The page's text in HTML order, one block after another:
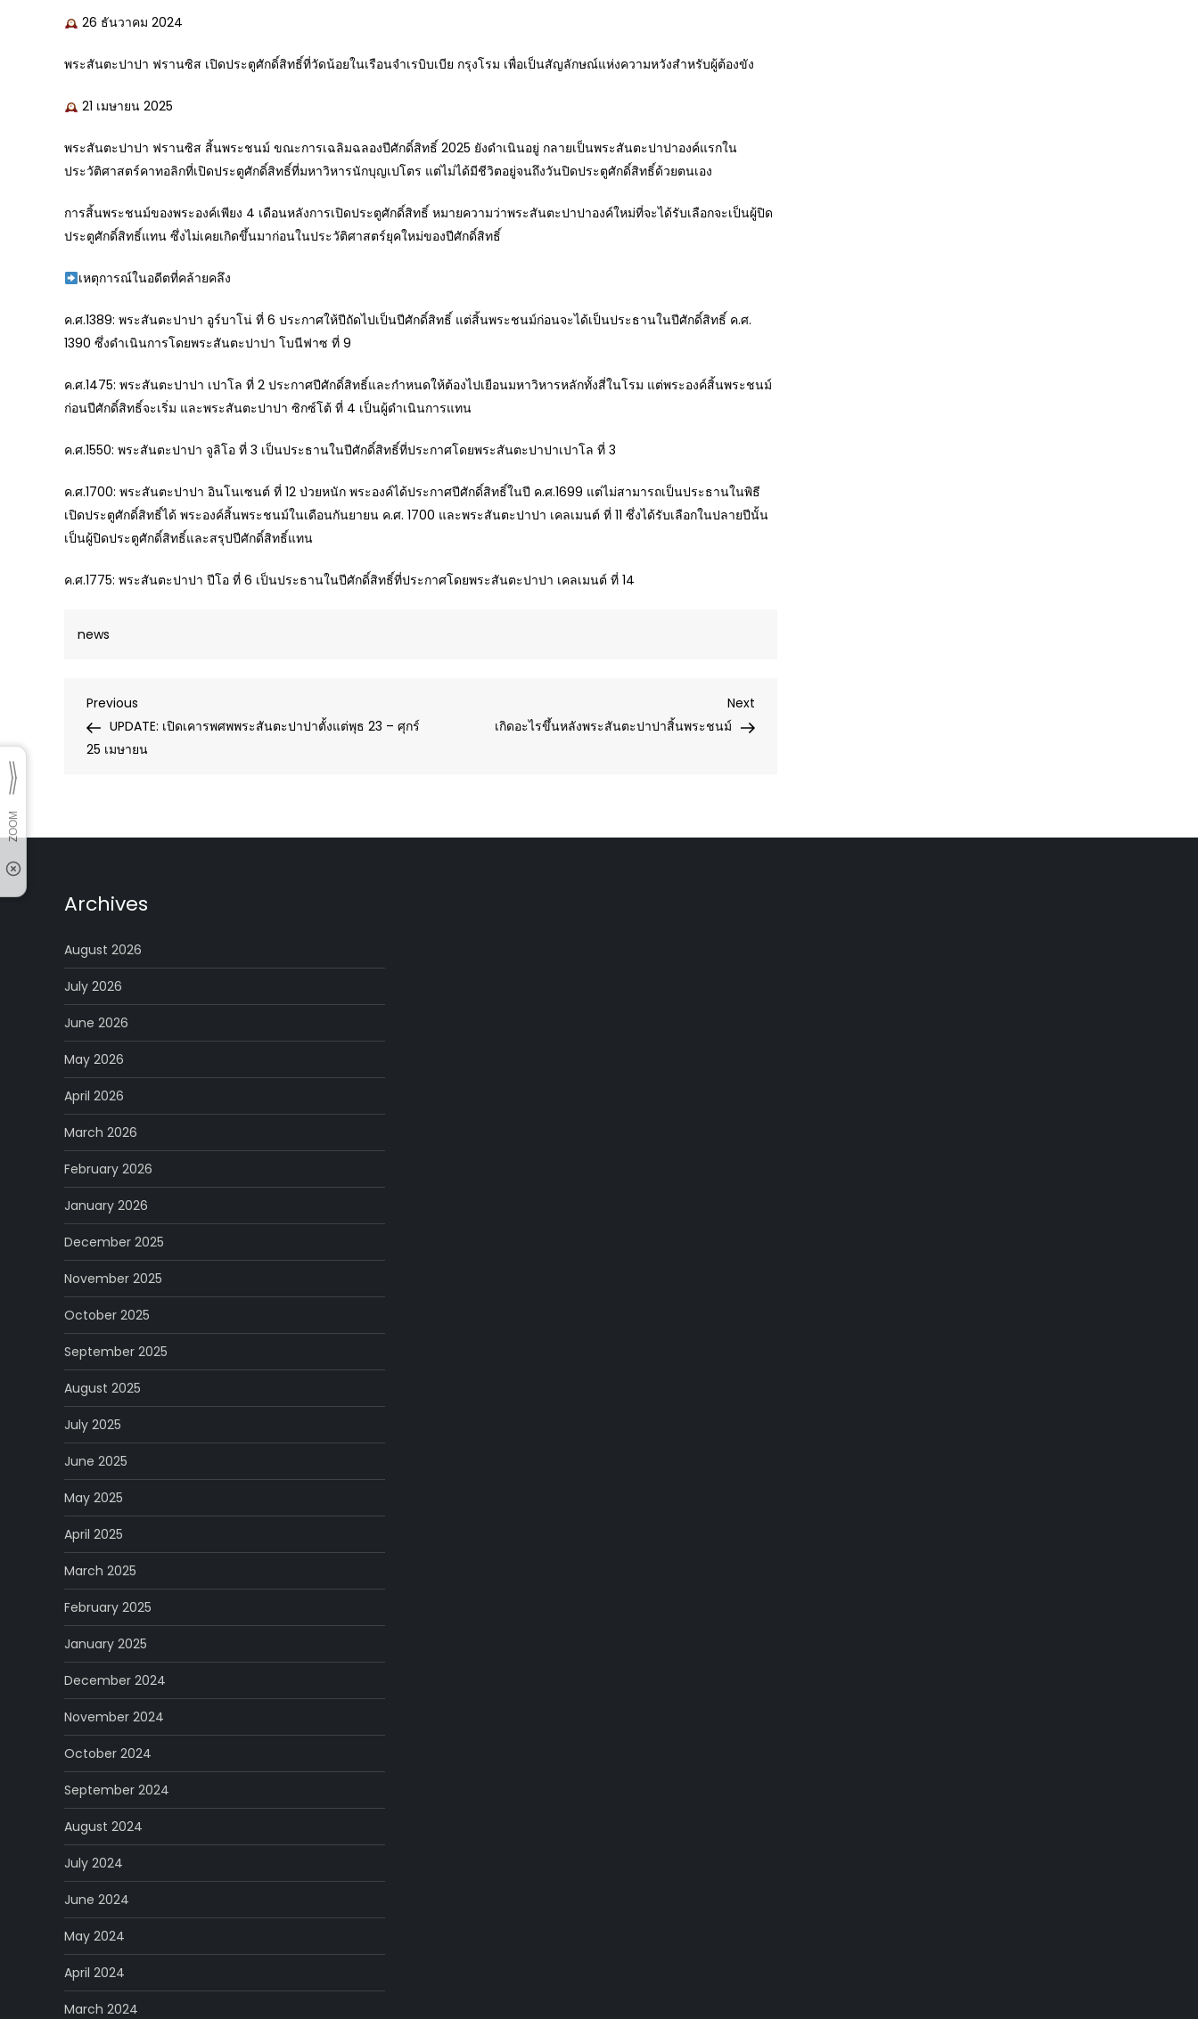
26 ธันวาคม 2024
พระสันตะปาปา ฟรานซิส เปิดประตูศักดิ์สิทธิ์ที่วัดน้อยในเรือนจำเรบิบเบีย กรุงโรม เพื่อเป็นสัญลักษณ์แห่งความหวังสำหรับผู้ต้องขัง
21 เมษายน 2025
พระสันตะปาปา ฟรานซิส สิ้นพระชนม์ ขณะการเฉลิมฉลองปีศักดิ์สิทธิ์ 2025 ยังดำเนินอยู่ กลายเป็นพระสันตะปาปาองค์แรกใน
ประวัติศาสตร์คาทอลิกที่เปิดประตูศักดิ์สิทธิ์ที่มหาวิหารนักบุญเปโตร แต่ไม่ได้มีชีวิตอยู่จนถึงวันปิดประตูศักดิ์สิทธิ์ด้วยตนเอง
การสิ้นพระชนม์ของพระองค์เพียง 4 เดือนหลังการเปิดประตูศักดิ์สิทธิ์ หมายความว่าพระสันตะปาปาองค์ใหม่ที่จะได้รับเลือกจะเป็นผู้ปิด
ประตูศักดิ์สิทธิ์แทน ซึ่งไม่เคยเกิดขึ้นมาก่อนในประวัติศาสตร์ยุคใหม่ของปีศักดิ์สิทธิ์
เหตุการณ์ในอดีตที่คล้ายคลึง
ค.ศ.1389: พระสันตะปาปา อูร์บาโน่ ที่ 6 ประกาศให้ปีถัดไปเป็นปีศักดิ์สิทธิ์ แต่สิ้นพระชนม์ก่อนจะได้เป็นประธานในปีศักดิ์สิทธิ์ ค.ศ.
1390 ซึ่งดำเนินการโดยพระสันตะปาปา โบนีฟาซ ที่ 9
ค.ศ.1475: พระสันตะปาปา เปาโล ที่ 2 ประกาศปีศักดิ์สิทธิ์และกำหนดให้ต้องไปเยือนมหาวิหารหลักทั้งสี่ในโรม แต่พระองค์สิ้นพระชนม์
ก่อนปีศักดิ์สิทธิ์จะเริ่ม และพระสันตะปาปา ซิกซ์โต้ ที่ 4 เป็นผู้ดำเนินการแทน
ค.ศ.1550: พระสันตะปาปา จูลิโอ ที่ 3 เป็นประธานในปีศักดิ์สิทธิ์ที่ประกาศโดยพระสันตะปาปาเปาโล ที่ 3
ค.ศ.1700: พระสันตะปาปา อินโนเซนต์ ที่ 12 ป่วยหนัก พระองค์ได้ประกาศปีศักดิ์สิทธิ์ในปี ค.ศ.1699 แต่ไม่สามารถเป็นประธานในพิธี
เปิดประตูศักดิ์สิทธิ์ได้ พระองค์สิ้นพระชนม์ในเดือนกันยายน ค.ศ. 1700 และพระสันตะปาปา เคลเมนต์ ที่ 11 ซึ่งได้รับเลือกในปลายปีนั้น
เป็นผู้ปิดประตูศักดิ์สิทธิ์และสรุปปีศักดิ์สิทธิ์แทน
ค.ศ.1775: พระสันตะปาปา ปีโอ ที่ 6 เป็นประธานในปีศักดิ์สิทธิ์ที่ประกาศโดยพระสันตะปาปา เคลเมนต์ ที่ 14
news
Post
navigation
Previous
Post
Previous
UPDATE: เปิดเคารพศพพระสันตะปาปาตั้งแต่พุธ 23 – ศุกร์
25 เมษายน
Post
Next
เกิดอะไรขึ้นหลังพระสันตะปาปาสิ้นพระชนม์
Archives
August 2026
July 2026
June 2026
May 2026
April 2026
March 2026
February 2026
January 2026
December 2025
November 2025
October 2025
September 2025
August 2025
July 2025
June 2025
May 2025
April 2025
March 2025
February 2025
January 2025
December 2024
November 2024
October 2024
September 2024
August 2024
July 2024
June 2024
May 2024
April 2024
March 2024